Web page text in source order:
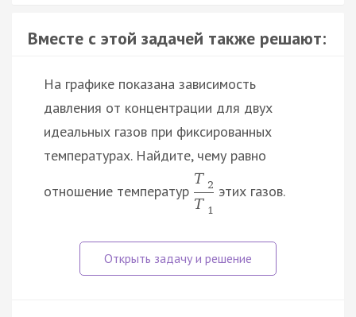
Вместе с этой задачей также решают:
На графике показана зависимость
давления от концентрации для двух
идеальных газов при фиксированных
температурах. Найдите, чему равно
отношение температур
T 2
T 1
этих газов.